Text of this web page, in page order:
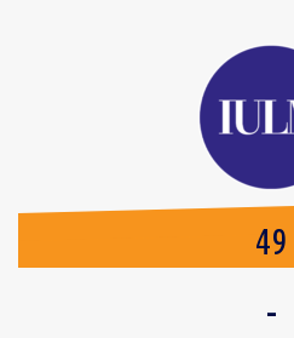
49
-